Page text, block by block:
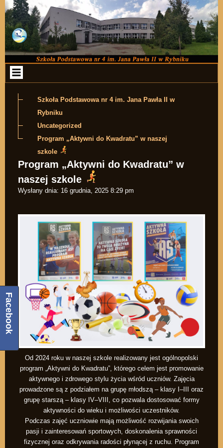
Przejdź do zawartości
Szkoła Podstawowa nr 4 im. Jana Pawła II w
Rybniku
Uncategorized
Program „Aktywni do Kwadratu” w naszej
szkole
Program „Aktywni do Kwadratu” w
naszej szkole
Wysłany dnia: 16 grudnia, 2025 8:29 pm
Od 2024 roku w naszej szkole realizowany jest ogólnopolski
program „Aktywni do Kwadratu”, którego celem jest promowanie
aktywnego i zdrowego stylu życia wśród uczniów. Zajęcia
prowadzone są z podziałem na grupę młodszą – klasy I–III oraz
grupę starszą – klasy IV–VIII, co pozwala dostosować formy
aktywności do wieku i możliwości uczestników.
Podczas zajęć uczniowie mają możliwość rozwijania swoich
pasji i zainteresowań sportowych, doskonalenia sprawności
fizycznej oraz odkrywania radości płynącej z ruchu. Program
Facebook